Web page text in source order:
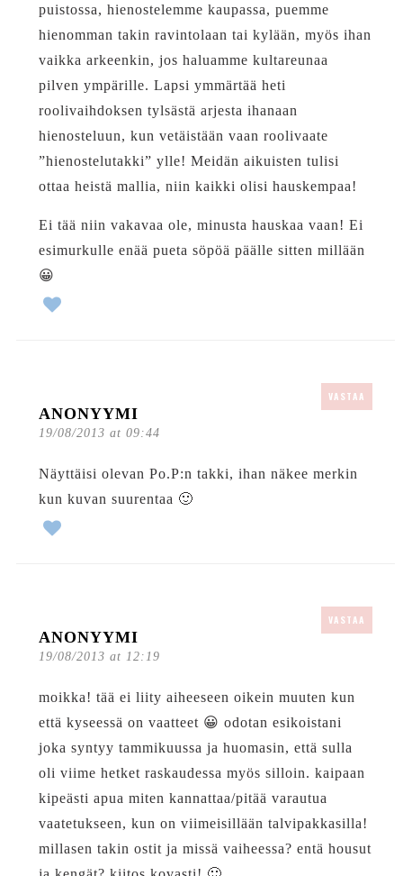
puistossa, hienostelemme kaupassa, puemme
hienomman takin ravintolaan tai kylään, myös ihan
vaikka arkeenkin, jos haluamme kultareunaa
pilven ympärille. Lapsi ymmärtää heti
roolivaihdoksen tylsästä arjesta ihanaan
hienosteluun, kun vetäistään vaan roolivaate
”hienostelutakki” ylle! Meidän aikuisten tulisi
ottaa heistä mallia, niin kaikki olisi hauskempaa!
Ei tää niin vakavaa ole, minusta hauskaa vaan! Ei
esimurkulle enää pueta söpöä päälle sitten millään
😀
ANONYYMI
19/08/2013 at 09:44
VASTAA
Näyttäisi olevan Po.P:n takki, ihan näkee merkin
kun kuvan suurentaa 🙂
ANONYYMI
19/08/2013 at 12:19
VASTAA
moikka! tää ei liity aiheeseen oikein muuten kun
että kyseessä on vaatteet 😀 odotan esikoistani
joka syntyy tammikuussa ja huomasin, että sulla
oli viime hetket raskaudessa myös silloin. kaipaan
kipeästi apua miten kannattaa/pitää varautua
vaatetukseen, kun on viimeisillään talvipakkasilla!
millasen takin ostit ja missä vaiheessa? entä housut